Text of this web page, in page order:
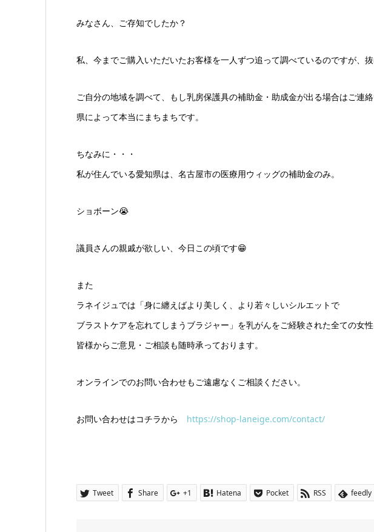
みなさん、ご存知でしたか？
私、今までご購入いただいたお客様を一人ずつ追って調べているのですが、抜
ご自分の地域を調べて、もし乳房保護具の補助金・助成金が出る場合はご連
県によって本当にまちまちです。
ちなみに・・・
私が住んでいる愛知県は、名古屋市の医療用ウィッグの補助金のみ。
ショボーン😭
議員さんの親戚が欲しい、今日この頃です😁
また
ラネイジュでは「身に纏えばより美しく、より若々しいシルエットで
ブラストケアを忘れてしまうブラジャー」を乳がんをご経験された全ての女
皆様からご意見・ご相談も随時承っております。
オンラインでのお問い合わせもご遠慮なくご相談ください。
お問い合わせはコチラから https://shop-laneige.com/contact/
Tweet Share +1 Hatena Pocket RSS feedly